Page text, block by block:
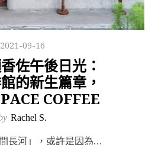
2021-09-16
佐午後日光：
的新生篇章，
COFFEE
Rachel S.
我們總說「時間長河」，或許是因為同樣難見首尾何在，於是對身為陸地生物的人類而言，分秒和水流都因難以捉...